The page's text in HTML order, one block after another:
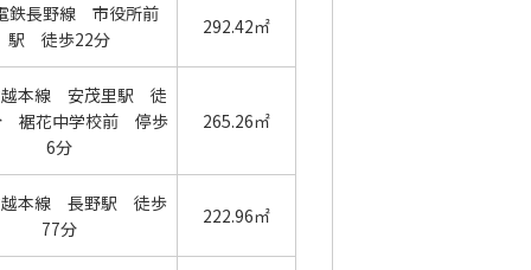
鉄長野線 市役所前
駅 徒歩22分
292.42㎡
越本線 安茂里駅 徒
裾花中学校前 停歩
6分
265.26㎡
越本線 長野駅 徒歩
77分
222.96㎡